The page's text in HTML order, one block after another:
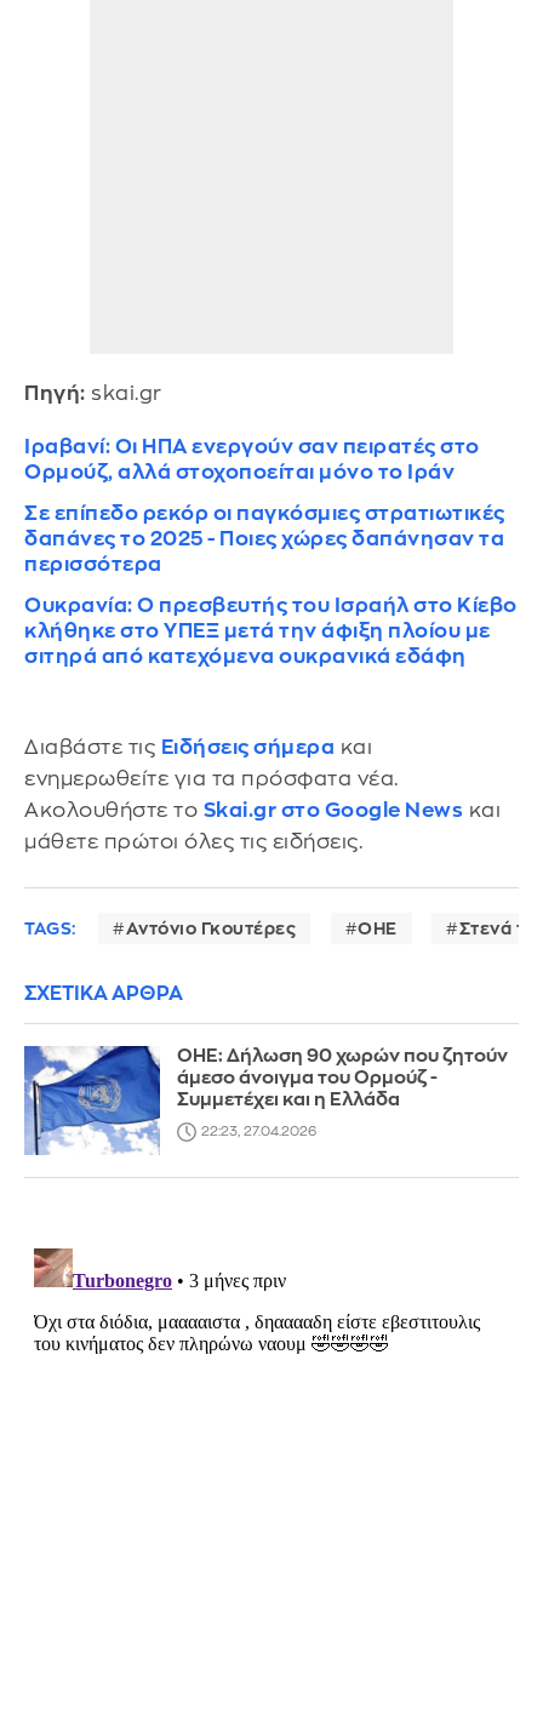
Πηγή: skai.gr
Ιραβανί: Οι ΗΠΑ ενεργούν σαν πειρατές στο
Ορμούζ, αλλά στοχοποείται μόνο το Ιράν
Σε επίπεδο ρεκόρ οι παγκόσμιες στρατιωτικές
δαπάνες το 2025 - Ποιες χώρες δαπάνησαν τα
περισσότερα
Ουκρανία: Ο πρεσβευτής του Ισραήλ στο Κίεβο
κλήθηκε στο ΥΠΕΞ μετά την άφιξη πλοίου με
σιτηρά από κατεχόμενα ουκρανικά εδάφη
Διαβάστε τις Ειδήσεις σήμερα και
ενημερωθείτε για τα πρόσφατα νέα.
Ακολουθήστε το Skai.gr στο Google News και
μάθετε πρώτοι όλες τις ειδήσεις.
TAGS: Αντόνιο Γκουτέρες ΟΗΕ Στενά
ΣΧΕΤΙΚΑ ΑΡΘΡΑ
ΟΗΕ: Δήλωση 90 χωρών που ζητούν
άμεσο άνοιγμα του Ορμούζ -
Συμμετέχει και η Ελλάδα
22:23, 27.04.2026